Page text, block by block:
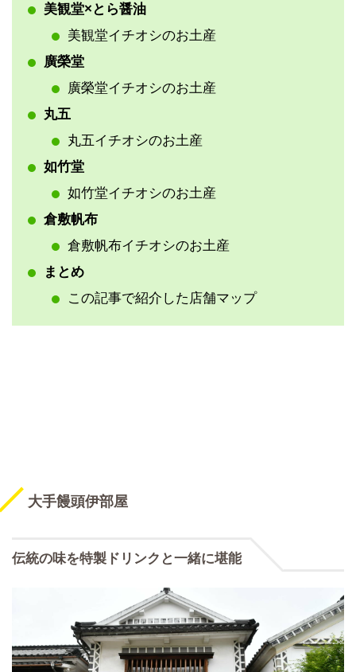
美観堂×とら醤油
美観堂イチオシのお土産
廣榮堂
廣榮堂イチオシのお土産
丸五
丸五イチオシのお土産
如竹堂
如竹堂イチオシのお土産
倉敷帆布
倉敷帆布イチオシのお土産
まとめ
この記事で紹介した店舗マップ
大手饅頭伊部屋
伝統の味を特製ドリンクと一緒に堪能